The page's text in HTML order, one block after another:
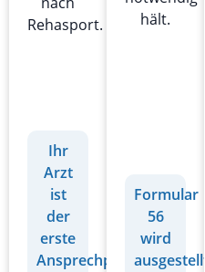
Rehasport.
Ihr
Arzt
ist
der
erste
Ansprechpartner
hält.
Formular
56
wird
ausgestellt